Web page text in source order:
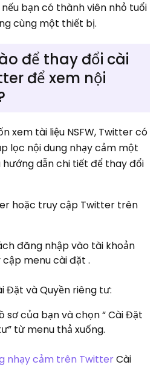
bạn có thành viên nhỏ tuổi
cùng một thiết bị.
để thay đổi cài
để xem nội
xem tài liệu NSFW, Twitter có
lọc nội dung nhạy cảm một
dẫn chi tiết để thay đổi
hoặc truy cập Twitter trên
đăng nhập vào tài khoản
menu cài đặt .
Đặt và Quyền riêng tư:
sơ của bạn và chọn “ Cài Đặt
từ menu thả xuống.
nhạy cảm trên TwitterCài